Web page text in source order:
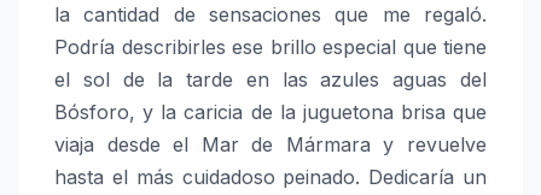
la cantidad de sensaciones que me regaló.
Podría describirles ese brillo especial que tiene
el sol de la tarde en las azules aguas del
Bósforo, y la caricia de la juguetona brisa que
viaja desde el Mar de Mármara y revuelve
hasta el más cuidadoso peinado. Dedicaría un